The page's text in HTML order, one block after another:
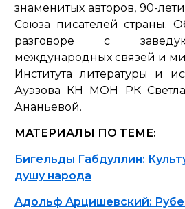
знаменитых авторов, 90-
Союза писателей страны.
разговоре с
международных связей и
Института литературы и
Ауэзова КН МОН РК
Ананьевой.
МАТЕРИАЛЫ ПО ТЕМЕ:
Бигельды Габдуллин:
душу народа
Адольф Арцишевский: